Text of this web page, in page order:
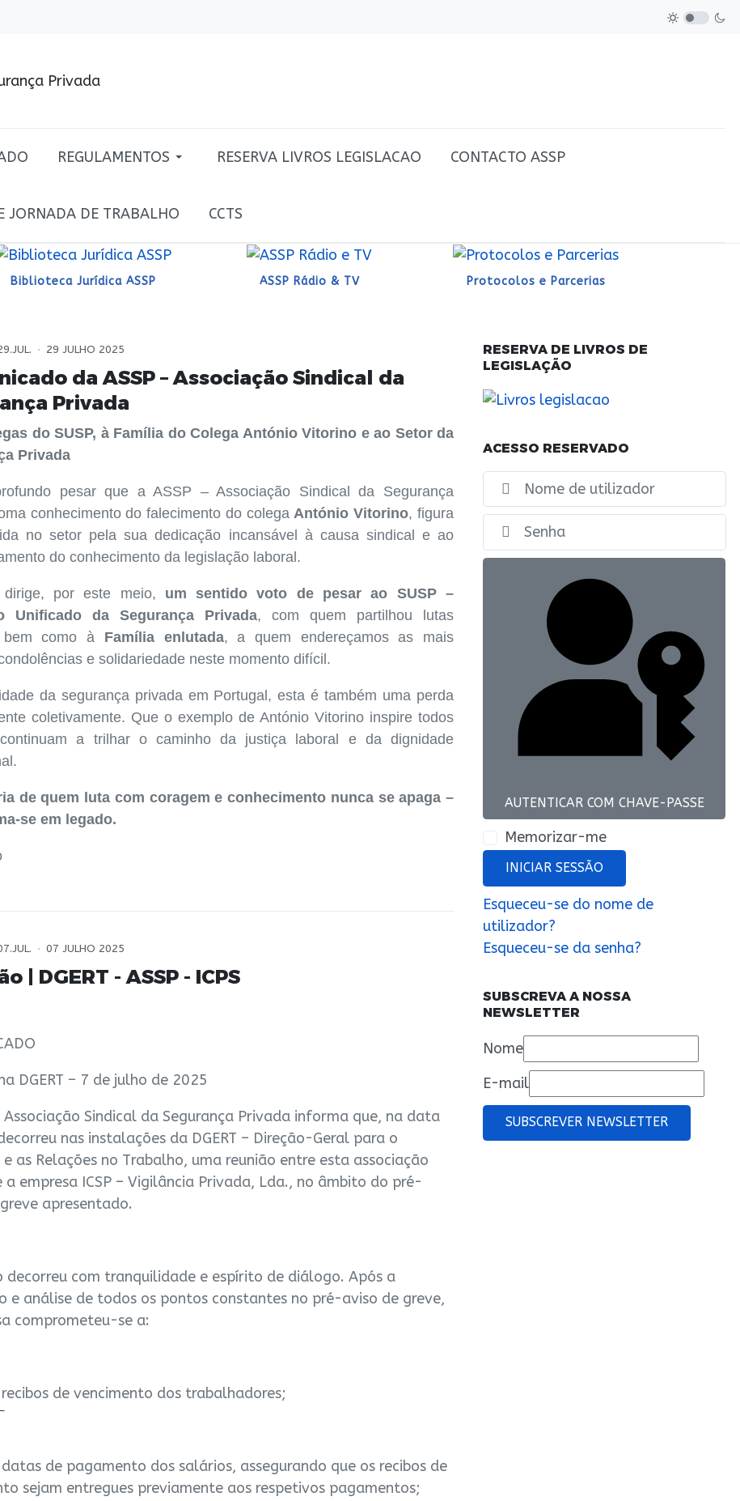
REGULAMENTOS RESERVA LIVROS LEGISLACAO CONTACTO ASSP
JORNADA DE TRABALHO CCTS
Biblioteca Jurídica ASSP ASSP Rádio & TV Protocolos e Parcerias
29 JULHO 2025
da ASSP – Associação Sindical da
Privada
do SUSP, à Família do Colega António Vitorino e ao Setor da
Privada
pesar que a ASSP – Associação Sindical da Segurança
conhecimento do falecimento do colega António Vitorino, figura
no setor pela sua dedicação incansável à causa sindical e ao
do conhecimento da legislação laboral.
por este meio, um sentido voto de pesar ao SUSP –
Unificado da Segurança Privada, com quem partilhou lutas
bem como à Família enlutada, a quem endereçamos as mais
e solidariedade neste momento difícil.
da segurança privada em Portugal, esta é também uma perda
coletivamente. Que o exemplo de António Vitorino inspire todos
a trilhar o caminho da justiça laboral e da dignidade
de quem luta com coragem e conhecimento nunca se apaga –
se em legado.
07 JULHO 2025
| DGERT - ASSP - ICPS
DGERT – 7 de julho de 2025
Associação Sindical da Segurança Privada informa que, na data
nas instalações da DGERT – Direção-Geral para o
e as Relações no Trabalho, uma reunião entre esta associação
a empresa ICSP – Vigilância Privada, Lda., no âmbito do pré-
apresentado.
decorreu com tranquilidade e espírito de diálogo. Após a
e análise de todos os pontos constantes no pré-aviso de greve,
comprometeu-se a:
recibos de vencimento dos trabalhadores;
datas de pagamento dos salários, assegurando que os recibos de
sejam entregues previamente aos respetivos pagamentos;
RESERVA DE LIVROS DE
LEGISLAÇÃO
ACESSO RESERVADO
AUTENTICAR COM CHAVE-PASSE
Memorizar-me
INICIAR SESSÃO
Esqueceu-se do nome de
utilizador?
Esqueceu-se da senha?
SUBSCREVA A NOSSA
NEWSLETTER
Nome
E-mail
SUBSCREVER NEWSLETTER